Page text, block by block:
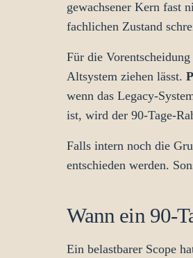
gewachsener Kern fast
fachlichen Zustand
Für die
Altsystem ziehen lässt.
wenn das Legacy-
ist, wird der 90-Tage-
Falls intern noch die
entschieden werden.
Wann ein 90-
Ein belastbarer Scope